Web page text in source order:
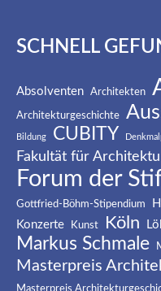
SCHNELL
Absolventen Architekten
Architekturgeschichte
Bildung CUBITY
Fakultät für
Forum der
Gottfried-Böhm-Stipendium
Konzerte
Kunst Köln
Markus Schmale
Masterpreis
Masterpreis